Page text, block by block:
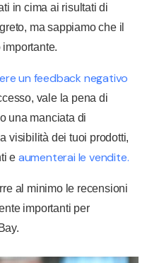
in cima ai risultati di
ma sappiamo che il
un feedback negativo
vale la pena di
una manciata di
visibilità dei tuoi prodotti,
e aumenterai le vendite.
al minimo le recensioni
importanti per